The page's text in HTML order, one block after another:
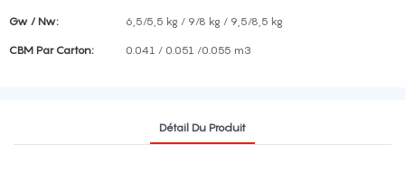
Gw / Nw: 6,5/5,5 kg / 9/8 kg / 9,5/8,5 kg
CBM Par Carton: 0.041 / 0.051 /0.055 m3
Détail Du Produit